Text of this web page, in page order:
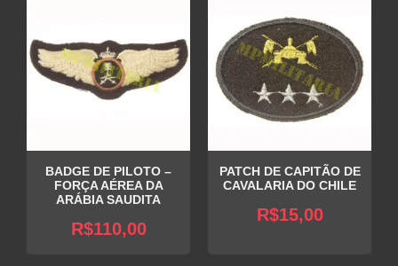
BADGE DE PILOTO –
FORÇA AÉREA DA
ARÁBIA SAUDITA
R$110,00
PATCH DE CAPITÃO DE
CAVALARIA DO CHILE
R$15,00